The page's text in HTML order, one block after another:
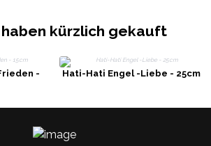
haben kürzlich gekauft
-
Hati-Hati Engel -Liebe - 25cm